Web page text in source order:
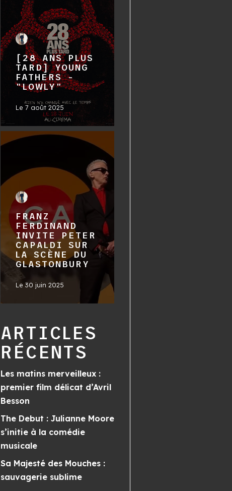
[28 ANS PLUS
TARD] YOUNG
FATHERS -
"LOWLY"
Le7 août 2025
FRANZ
FERDINAND
INVITE PETER
CAPALDI SUR
LA SCÈNE DU
GLASTONBURY
Le30 juin 2025
ARTICLES
RÉCENTS
Les matins merveilleux :
premier film délicat d’Avril
Besson
The Debut : Julianne Moore
s’initie à la comédie
musicale
Sa Majesté des Mouches :
sauvagerie sublime